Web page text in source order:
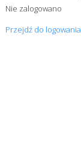
Nie zalogowano
Przejdź do logowania